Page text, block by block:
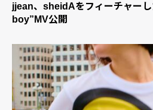
jjean、sheidAをフィーチャー
boy”MV公開